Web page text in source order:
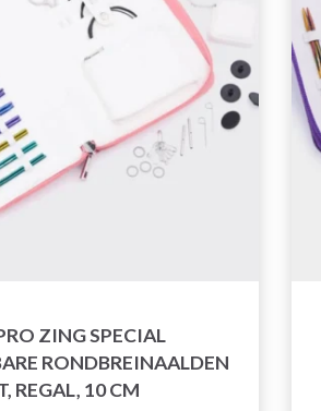
ZING SPECIAL
RONDBREINAALDEN
REGAL, 10 CM